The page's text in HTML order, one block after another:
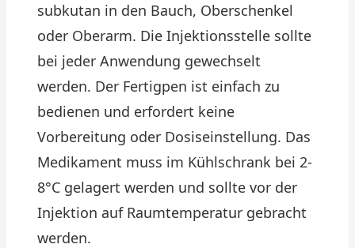
subkutan in den Bauch, Oberschenkel
oder Oberarm. Die Injektionsstelle sollte
bei jeder Anwendung gewechselt
werden. Der Fertigpen ist einfach zu
bedienen und erfordert keine
Vorbereitung oder Dosiseinstellung. Das
Medikament muss im Kühlschrank bei 2-
8°C gelagert werden und sollte vor der
Injektion auf Raumtemperatur gebracht
werden.